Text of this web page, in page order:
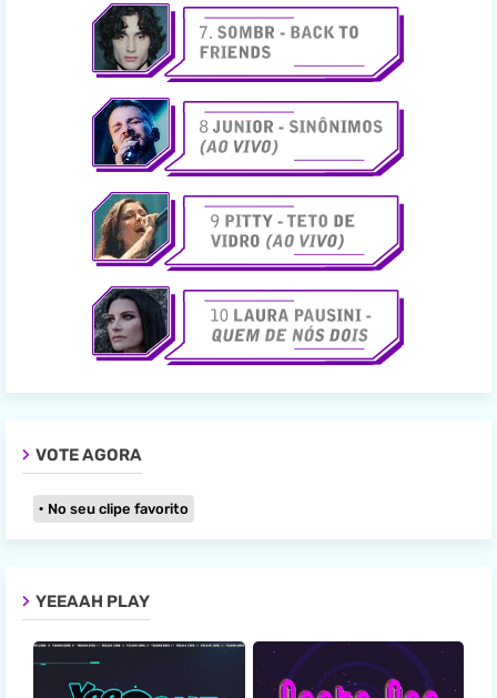
VOTE AGORA
No seu clipe favorito
YEEAAH PLAY